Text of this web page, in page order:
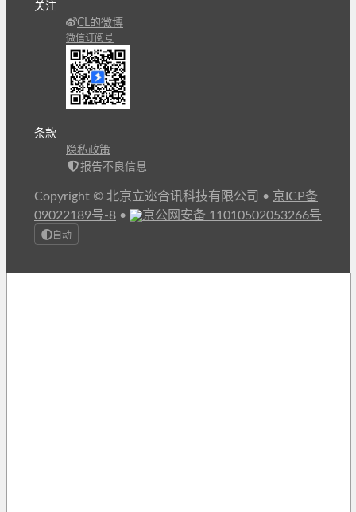
关注
CL的微博
微信订阅号
条款
隐私政策
报告不良信息
Copyright © 北京立迩合讯科技有限公司 • 京ICP备
09022189号-8 • 京公网安备 11010502053266号
自动